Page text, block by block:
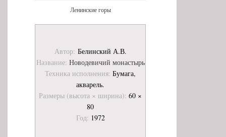
Ленинские горы
Автор: Белинский А.В.
Название: Новодевичий монастырь
Техника исполнения: Бумага,
акварель.
Размеры (высота × ширина): 60 ×
80
Год: 1972